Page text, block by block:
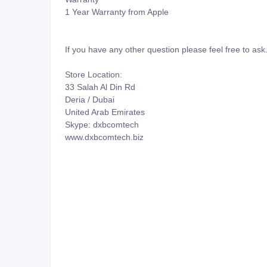
1 Year Warranty from Apple
If you have any other question please feel free to ask.
Store Location:
33 Salah Al Din Rd
Deria / Dubai
United Arab Emirates
Skype: dxbcomtech
www.dxbcomtech.biz